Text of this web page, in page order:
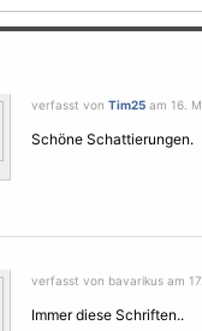
verfasst von Tim25 am 16.
Schöne Schattierungen.
verfasst von bavarikus am
Immer diese Schriften..